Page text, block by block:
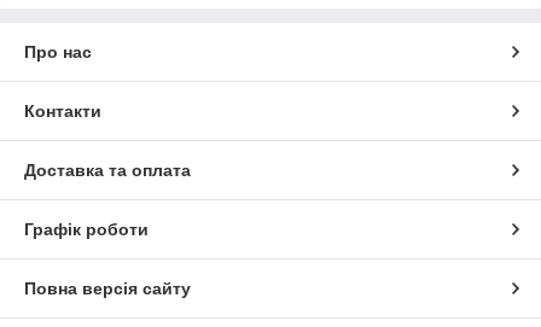
Про нас
Контакти
Доставка та оплата
Графік роботи
Повна версія сайту